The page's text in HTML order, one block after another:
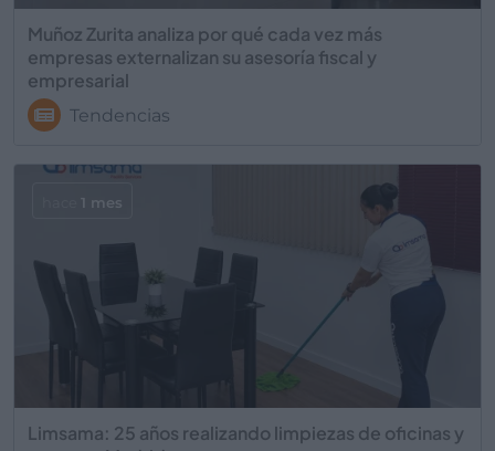
Muñoz Zurita analiza por qué cada vez más
empresas externalizan su asesoría fiscal y
empresarial
Tendencias
Limsama: 25 años realizando limpiezas de oficinas y
1 mes